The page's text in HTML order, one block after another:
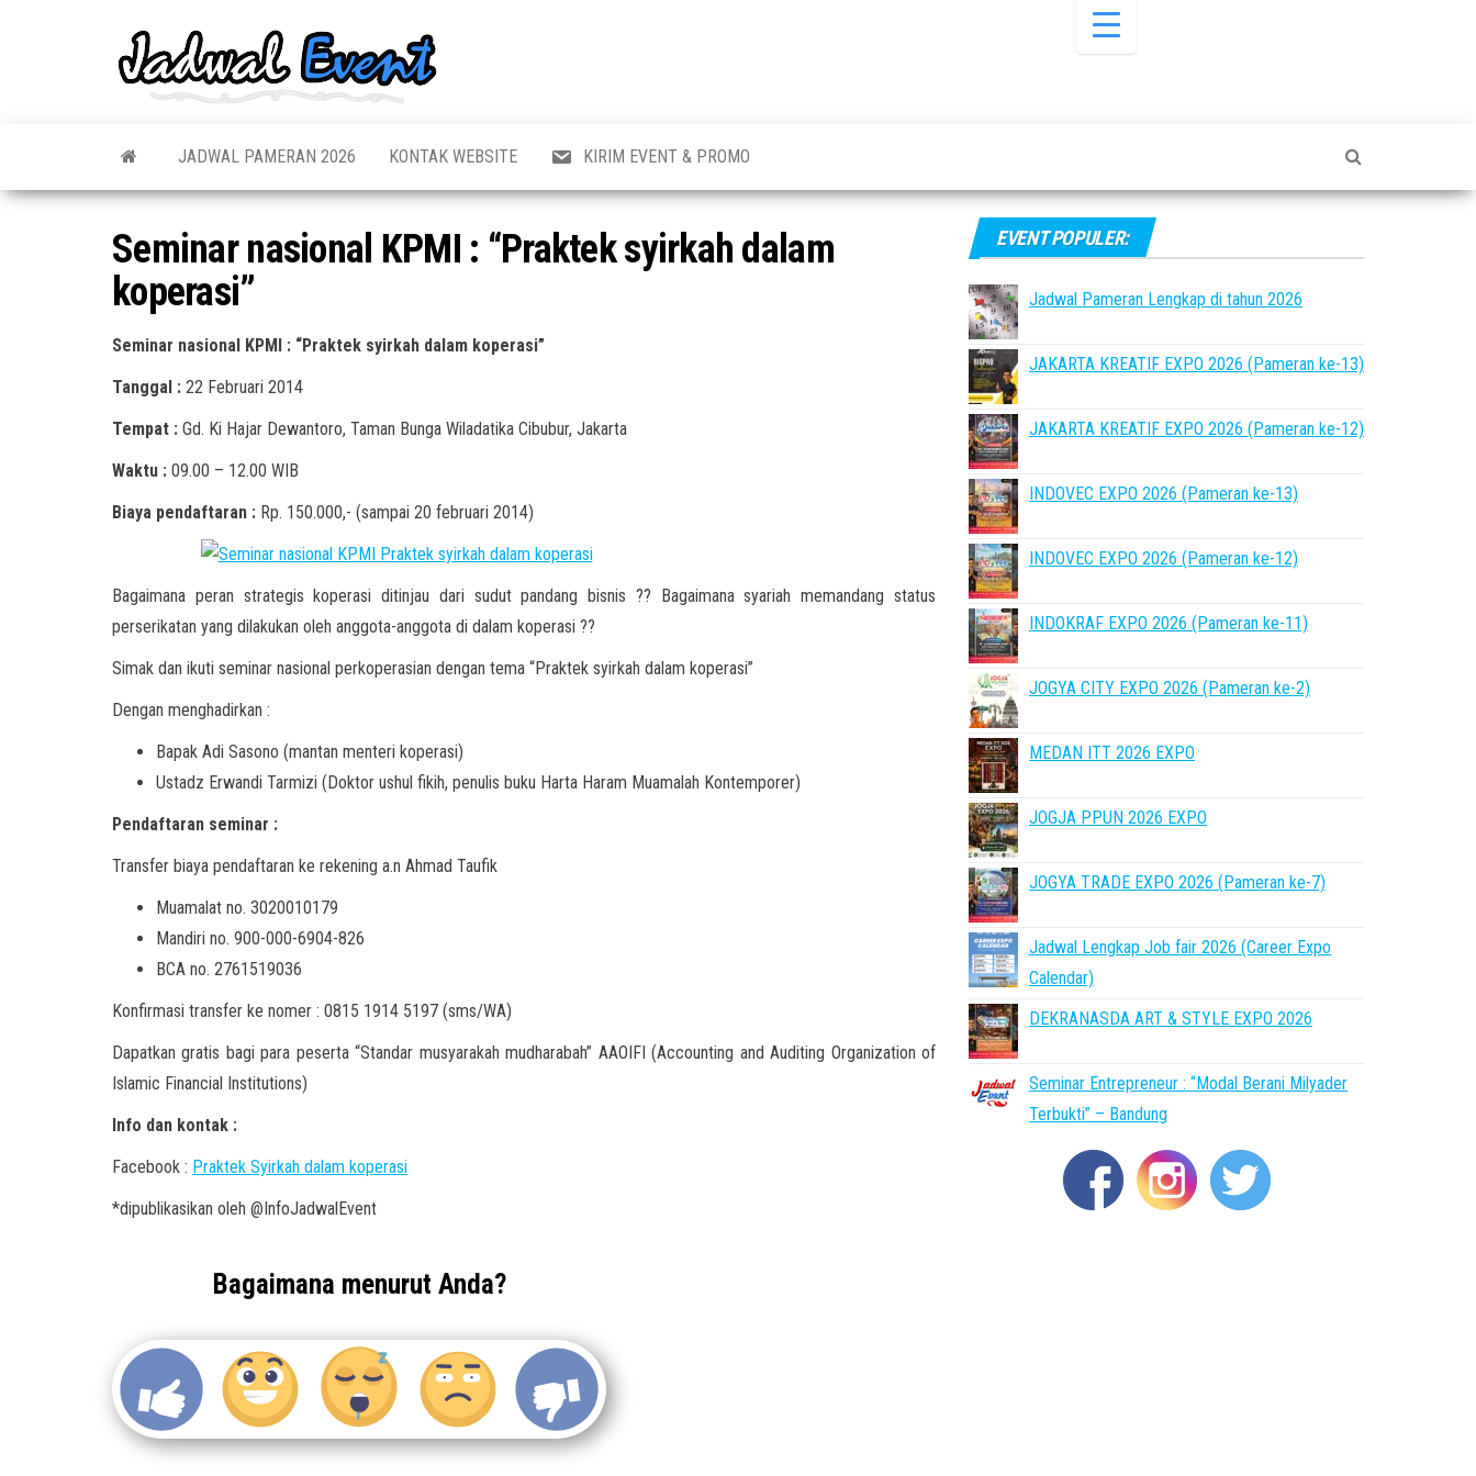
Pameran,
Acara &
Terbaru
Seminar,
Bazaar,
Job Fair,
Lomba dll.
JADWAL PAMERAN 2026 KONTAK WEBSITE KIRIM EVENT & PROMO
Seminar nasional KPMI : “Praktek syirkah dalam
koperasi”
Seminar nasional KPMI : “Praktek syirkah dalam koperasi”
Tanggal : 22 Februari 2014
Tempat : Gd. Ki Hajar Dewantoro, Taman Bunga Wiladatika Cibubur, Jakarta
Waktu : 09.00 – 12.00 WIB
Biaya pendaftaran : Rp. 150.000,- (sampai 20 februari 2014)
Bagaimana peran strategis koperasi ditinjau dari sudut pandang bisnis ?? Bagaimana syariah memandang status
perserikatan yang dilakukan oleh anggota-anggota di dalam koperasi ??
Simak dan ikuti seminar nasional perkoperasian dengan tema “Praktek syirkah dalam koperasi”
Dengan menghadirkan :
Bapak Adi Sasono (mantan menteri koperasi)
Ustadz Erwandi Tarmizi (Doktor ushul fikih, penulis buku Harta Haram Muamalah Kontemporer)
Pendaftaran seminar :
Transfer biaya pendaftaran ke rekening a.n Ahmad Taufik
Muamalat no. 3020010179
Mandiri no. 900-000-6904-826
BCA no. 2761519036
Konfirmasi transfer ke nomer : 0815 1914 5197 (sms/WA)
Dapatkan gratis bagi para peserta “Standar musyarakah mudharabah” AAOIFI (Accounting and Auditing Organization of
Islamic Financial Institutions)
Info dan kontak :
Facebook : Praktek Syirkah dalam koperasi
*dipublikasikan oleh @InfoJadwalEvent
Bagaimana menurut Anda?
EVENT POPULER:
Jadwal Pameran Lengkap di tahun 2026
JAKARTA KREATIF EXPO 2026 (Pameran ke-13)
JAKARTA KREATIF EXPO 2026 (Pameran ke-12)
INDOVEC EXPO 2026 (Pameran ke-13)
INDOVEC EXPO 2026 (Pameran ke-12)
INDOKRAF EXPO 2026 (Pameran ke-11)
JOGYA CITY EXPO 2026 (Pameran ke-2)
MEDAN ITT 2026 EXPO
JOGJA PPUN 2026 EXPO
JOGYA TRADE EXPO 2026 (Pameran ke-7)
Jadwal Lengkap Job fair 2026 (Career Expo
Calendar)
DEKRANASDA ART & STYLE EXPO 2026
Seminar Entrepreneur : “Modal Berani Milyader
Terbukti” – Bandung